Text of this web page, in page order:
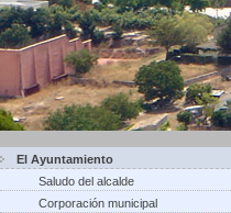
El Ayuntamiento
Saludo del alcalde
Corporación municipal